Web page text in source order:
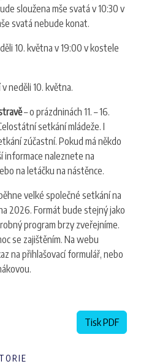
sloužena mše svatá v 10:30 v
svatá nebude konat.
10. května v 19:00 v kostele
v neděli 10. května.
– o prázdninách 11. – 16.
setkání mládeže. I
zúčastní. Pokud má někdo
informace naleznete na
na letáčku na nástěnce.
velké společné setkání na
2026. Formát bude stejný jako
program brzy zveřejníme.
se zajištěním. Na webu
na přihlašovací formulář, nebo
Tisk PDF